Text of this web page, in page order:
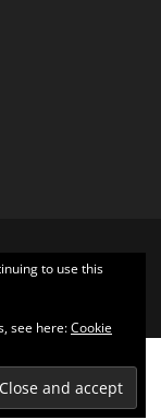
to use this
see here:Cookie